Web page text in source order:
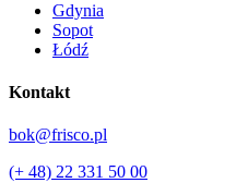
Gdynia
Sopot
Łódź
Kontakt
bok@frisco.pl
(+ 48) 22 331 50 00